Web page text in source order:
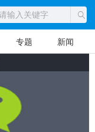
专题 新闻